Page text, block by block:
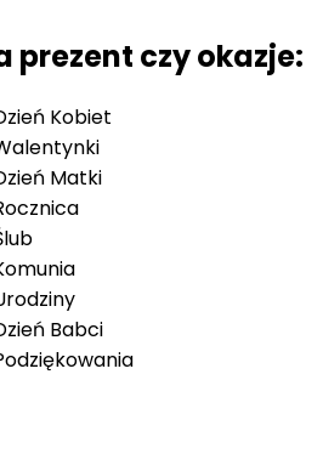
prezent czy okazje:
Kobiet
Matki
Babci